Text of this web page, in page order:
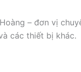
– đơn vị
các thiết bị khác.